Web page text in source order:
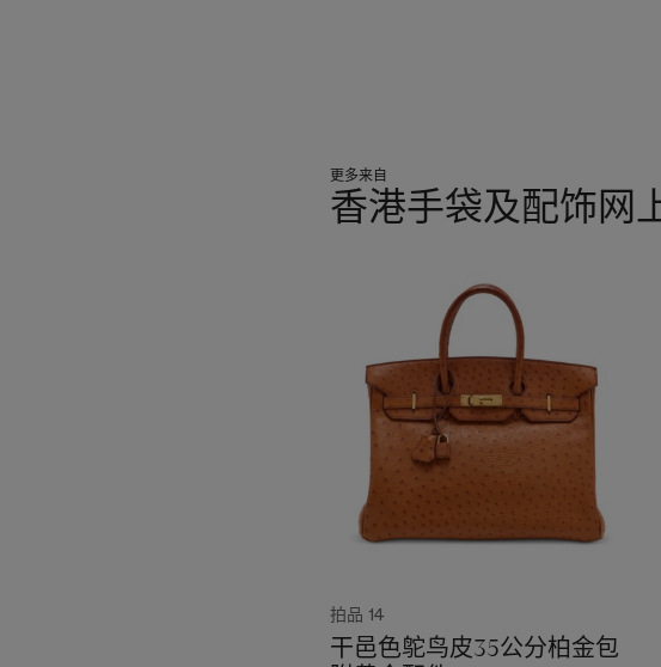
更多来自
香港手袋及配饰网
item_current_of_total_txt
拍品 14
干邑色鸵鸟皮35公分柏金包